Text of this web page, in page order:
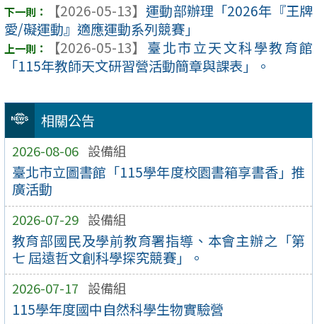
相關公告
2026-08-06 設備組
臺北市立圖書館「115學年度校園書箱享書香」推
廣活動
2026-07-29 設備組
教育部國民及學前教育署指導、本會主辦之「第
七 屆遠哲文創科學探究競賽」。
2026-07-17 設備組
115學年度國中自然科學生物實驗營
【2026-05-13】 運動部辦理「2026年『王牌
愛/礙運動』適應運動系列競賽」
【2026-05-13】 臺北市立天文科學教育館
「115年教師天文研習營活動簡章與課表」。